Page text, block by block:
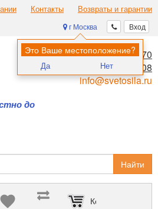
Контакты Возвраты и гарантии
Вход
г Москва
Это Ваше местоположение?
Да Нет
до
8 (495) 970-00-70
8 (800) 700-11-08
info@svetosila.ru
Найти
Корзина пуста